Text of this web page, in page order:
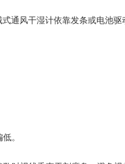
风干湿计依靠发条或电池驱
。